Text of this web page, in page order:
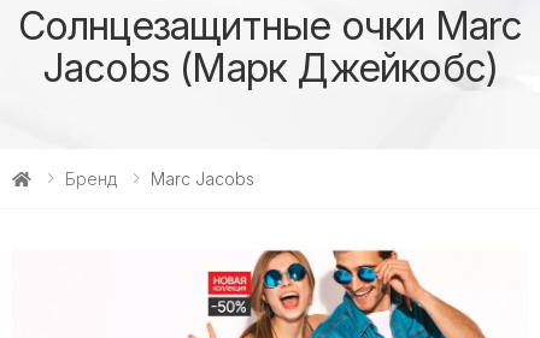
Солнцезащитные очки Marc
Jacobs (Марк Джейкобс)
Бренд Marc Jacobs